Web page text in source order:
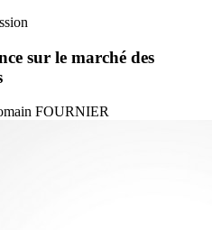
sur le marché des
FOURNIER